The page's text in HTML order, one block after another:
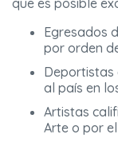
que es posible
Egresados
por orden
Deportistas
al país en
Artistas
Arte o por